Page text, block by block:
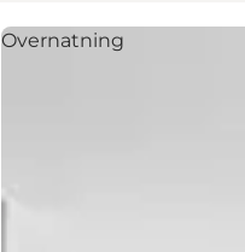
Overnatning